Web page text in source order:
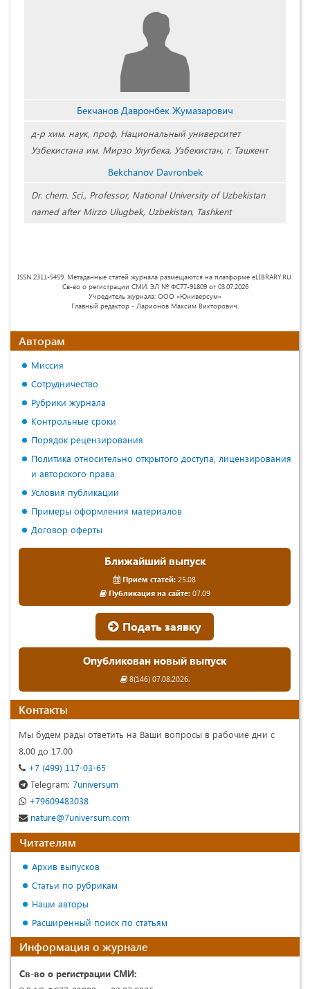
Бекчанов Давронбек Жумазарович
д-р хим. наук, проф, Национальный университет
Узбекистана им. Мирзо Улугбека, Узбекистан, г. Ташкент
Bekchanov Davronbek
Dr. chem. Sci., Professor, National University of Uzbekistan
named after Mirzo Ulugbek, Uzbekistan, Tashkent
ISSN 2311-5459. Метаданные статей журнала размещаются на платформе eLIBRARY.RU.
Св-во о регистрации СМИ: ЭЛ № ФС77-91809 от 03.07.2026
Учредитель журнала: ООО «Юниверсум»
Главный редактор - Ларионов Максим Викторович.
Авторам
Миссия
Сотрудничество
Рубрики журнала
Контрольные сроки
Порядок рецензирования
Политика относительно открытого доступа, лицензирования
и авторского права
Условия публикации
Примеры оформления материалов
Договор оферты
Ближайший выпуск
Прием статей: 25.08
Публикация на сайте:07.09
Подать заявку
Опубликован новый выпуск
8(146) 07.08.2026.
Контакты
Мы будем рады ответить на Ваши вопросы в рабочие дни с
8.00 до 17.00
+7 (499) 117-03-65
Telegram: 7universum
+79609483038
nature@7universum.com
Читателям
Архив выпусков
Статьи по рубрикам
Наши авторы
Расширенный поиск по статьям
Информация о журнале
Св-во о регистрации СМИ: